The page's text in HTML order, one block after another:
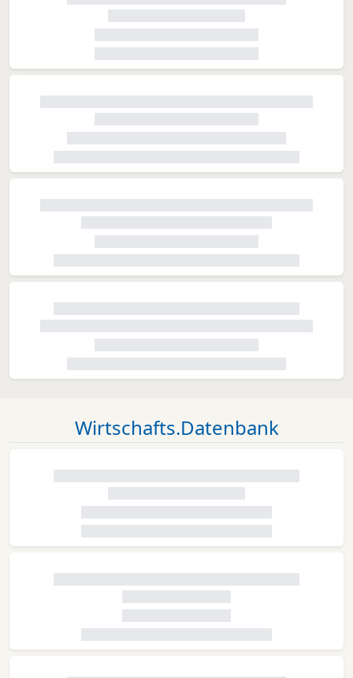
Wirtschafts.Datenbank